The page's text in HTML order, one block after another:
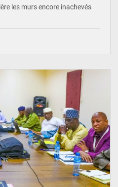
les murs encore inachevés